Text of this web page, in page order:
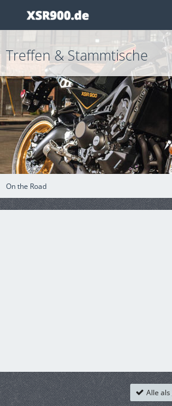
On the Road
Treffen & Stammtische
Alle